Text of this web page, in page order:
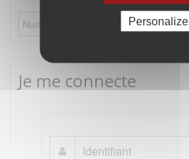
Personalize
Je me connecte